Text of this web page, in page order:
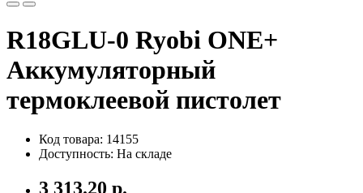
R18GLU-0 Ryobi ONE+
Аккумуляторный
термоклеевой пистолет
Код товара: 14155
Доступность: На складе
3 313.20 р.